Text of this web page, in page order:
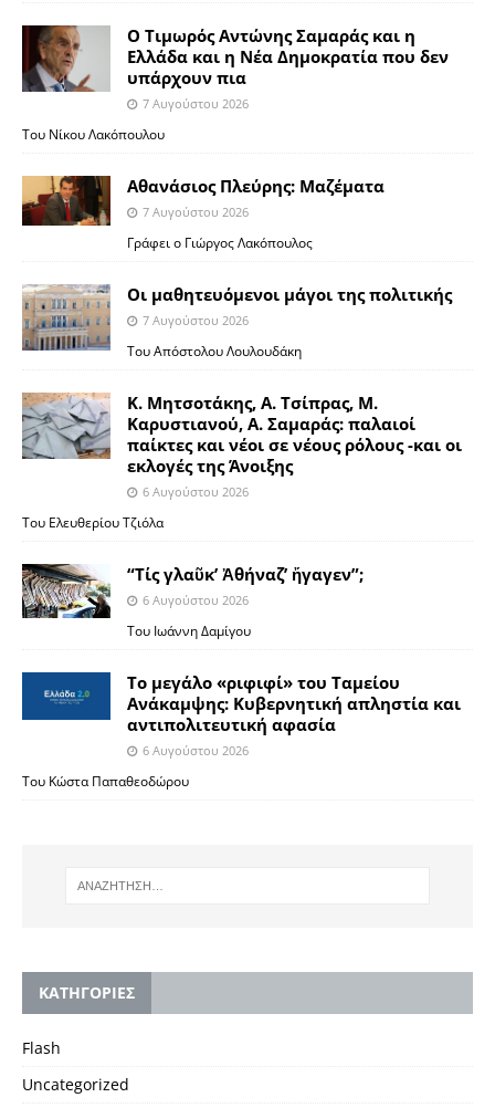
Ο Τιμωρός Αντώνης Σαμαράς και η
Ελλάδα και η Νέα Δημοκρατία που δεν
υπάρχουν πια
7 Αυγούστου 2026
Του Νίκου Λακόπουλου
Αθανάσιος Πλεύρης: Μαζέματα
7 Αυγούστου 2026
Γράφει ο Γιώργος Λακόπουλος
Οι μαθητευόμενοι μάγοι της πολιτικής
7 Αυγούστου 2026
Του Απόστολου Λουλουδάκη
Κ. Μητσοτάκης, Α. Τσίπρας, Μ.
Καρυστιανού, Α. Σαμαράς: παλαιοί
παίκτες και νέοι σε νέους ρόλους -και οι
εκλογές της Άνοιξης
6 Αυγούστου 2026
Του Ελευθερίου Τζιόλα
“Τίς γλαῦκ’ Ἀθήναζ’ ἤγαγεν”;
6 Αυγούστου 2026
Του Ιωάννη Δαμίγου
Το μεγάλο «ριφιφί» του Ταμείου
Ανάκαμψης: Κυβερνητική απληστία και
αντιπολιτευτική αφασία
6 Αυγούστου 2026
Του Κώστα Παπαθεοδώρου
KΑΤΗΓΟΡΙΕΣ
Flash
Uncategorized